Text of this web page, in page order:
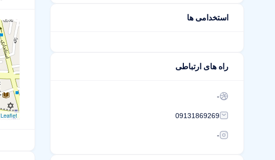
استخدامی ها
راه های ارتباطی
-
09131869269
-
Leaflet